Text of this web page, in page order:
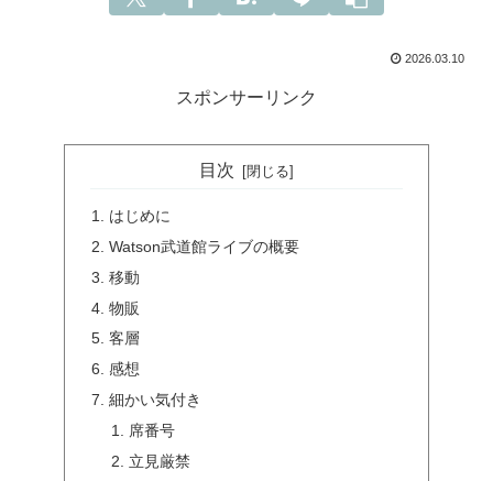
2026.03.10
スポンサーリンク
目次
はじめに
Watson武道館ライブの概要
移動
物販
客層
感想
細かい気付き
席番号
立見厳禁